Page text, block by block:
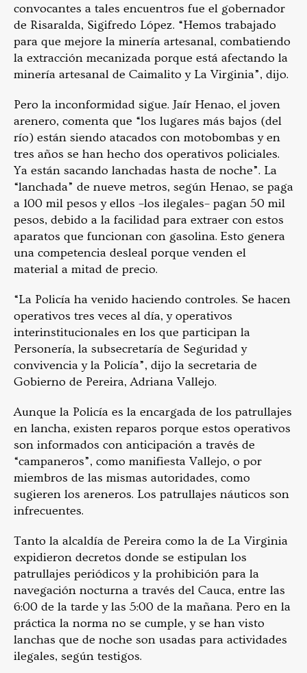
convocantes a tales encuentros fue el gobernador
de Risaralda, Sigifredo López. “Hemos trabajado
para que mejore la minería artesanal, combatiendo
la extracción mecanizada porque está afectando la
minería artesanal de Caimalito y La Virginia”, dijo.
Pero la inconformidad sigue. Jaír Henao, el joven
arenero, comenta que “los lugares más bajos (del
río) están siendo atacados con motobombas y en
tres años se han hecho dos operativos policiales.
Ya están sacando lanchadas hasta de noche”. La
“lanchada” de nueve metros, según Henao, se paga
a 100 mil pesos y ellos –los ilegales– pagan 50 mil
pesos, debido a la facilidad para extraer con estos
aparatos que funcionan con gasolina. Esto genera
una competencia desleal porque venden el
material a mitad de precio.
“La Policía ha venido haciendo controles. Se hacen
operativos tres veces al día, y operativos
interinstitucionales en los que participan la
Personería, la subsecretaría de Seguridad y
convivencia y la Policía”, dijo la secretaria de
Gobierno de Pereira, Adriana Vallejo.
Aunque la Policía es la encargada de los patrullajes
en lancha, existen reparos porque estos operativos
son informados con anticipación a través de
“campaneros”, como manifiesta Vallejo, o por
miembros de las mismas autoridades, como
sugieren los areneros. Los patrullajes náuticos son
infrecuentes.
Tanto la alcaldía de Pereira como la de La Virginia
expidieron decretos donde se estipulan los
patrullajes periódicos y la prohibición para la
navegación nocturna a través del Cauca, entre las
6:00 de la tarde y las 5:00 de la mañana. Pero en la
práctica la norma no se cumple, y se han visto
lanchas que de noche son usadas para actividades
ilegales, según testigos.